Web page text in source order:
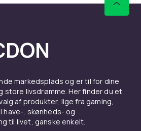
markedsplads og er til for dine
store livsdrømme. Her finder du et
af produkter, lige fra gaming,
, skønheds- og
til livet, ganske enkelt.